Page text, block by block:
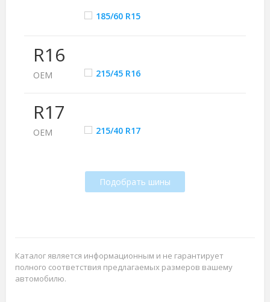
185/60 R15
R16
ОЕМ 215/45 R16
R17
ОЕМ 215/40 R17
Подобрать шины
Каталог является информационным и не гарантирует
полного соответствия предлагаемых размеров вашему
автомобилю.